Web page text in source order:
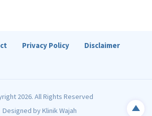
Privacy Policy
Disclaimer
2026. All Rights Reserved
Designed byKlinik Wajah